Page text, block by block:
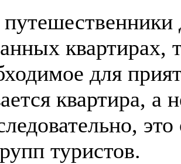
квартирах,
для
квартира,
туристов.